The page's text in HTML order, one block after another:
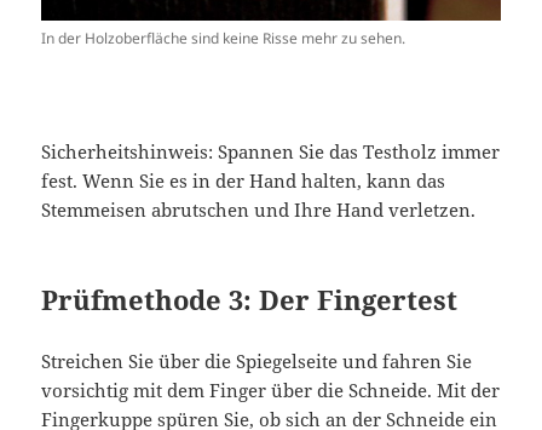
In der Holzoberfläche sind keine Risse mehr zu sehen.
Sicherheitshinweis: Spannen Sie das Testholz immer
fest. Wenn Sie es in der Hand halten, kann das
Stemmeisen abrutschen und Ihre Hand verletzen.
Prüfmethode 3: Der Fingertest
Streichen Sie über die Spiegelseite und fahren Sie
vorsichtig mit dem Finger über die Schneide. Mit der
Fingerkuppe spüren Sie, ob sich an der Schneide ein